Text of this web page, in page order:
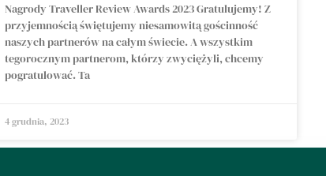
Nagrody Traveller Review Awards 2023 Gratulujemy! Z
przyjemnością świętujemy niesamowitą gościnność
naszych partnerów na całym świecie. A wszystkim
tegorocznym partnerom, którzy zwyciężyli, chcemy
pogratulować. Ta
4 grudnia, 2023